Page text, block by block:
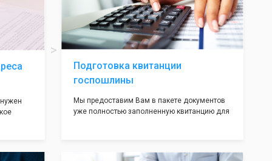
в
Подготовка квитанции
госпошлины
Мы предоставим Вам в пакете документов
уже полностью заполненную квитанцию для
посредственно в налоговой инспекции при